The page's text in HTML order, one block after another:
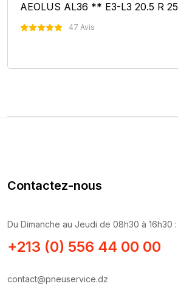
AEOLUS AL36 ** E3-L3 20.5 R 25
47 Avis
Contactez-nous
Du Dimanche au Jeudi de 08h30 à 16h30 :
+213 (0) 556 44 00 00
contact@pneuservice.dz